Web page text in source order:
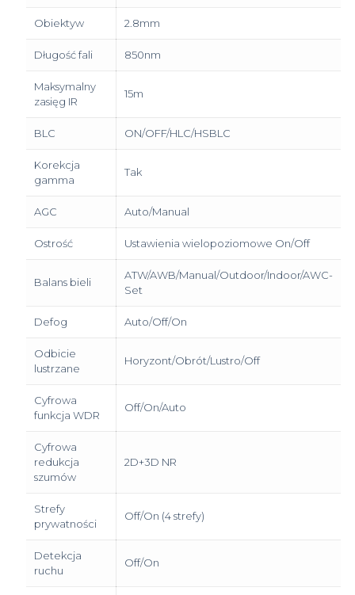
Obiektyw 2.8mm
Długość fali 850nm
Maksymalny
zasięg IR
15m
BLC ON/OFF/HLC/HSBLC
Korekcja
gamma
Tak
AGC Auto/Manual
Ostrość Ustawienia wielopoziomowe On/Off
Balans bieli
ATW/AWB/Manual/Outdoor/Indoor/AWC-
Set
Defog Auto/Off/On
Odbicie
lustrzane
Horyzont/Obrót/Lustro/Off
Cyfrowa
funkcja WDR
Off/On/Auto
Cyfrowa
redukcja
szumów
2D+3D NR
Strefy
prywatności
Off/On (4 strefy)
Detekcja
ruchu
Off/On